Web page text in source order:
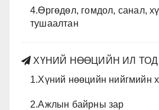
4.Өргөдөл, гомдол, санал,
тушаалтан
ХҮНИЙ НӨӨЦИЙН ИЛ ТОД
1.Хүний нөөцийн нийгмийн
2.Ажлын байрны зар